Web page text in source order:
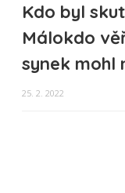
Kdo byl
Málokdo
synek
25. 2. 2022